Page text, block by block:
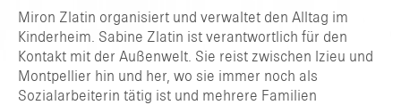
Miron Zlatin organisiert und verwaltet den Alltag im
Kinderheim. Sabine Zlatin ist verantwortlich für den
Kontakt mit der Außenwelt. Sie reist zwischen Izieu und
Montpellier hin und her, wo sie immer noch als
Sozialarbeiterin tätig ist und mehrere Familien